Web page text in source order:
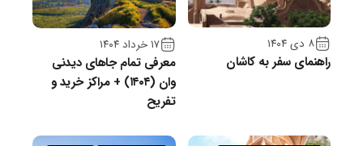
۸ دی ۱۴۰۴
راهنمای سفر به کاشان
۱۷ خرداد ۱۴۰۴
معرفی تمام جاهای دیدنی
وان (۱۴۰۴) + مراکز خرید و
تفریح